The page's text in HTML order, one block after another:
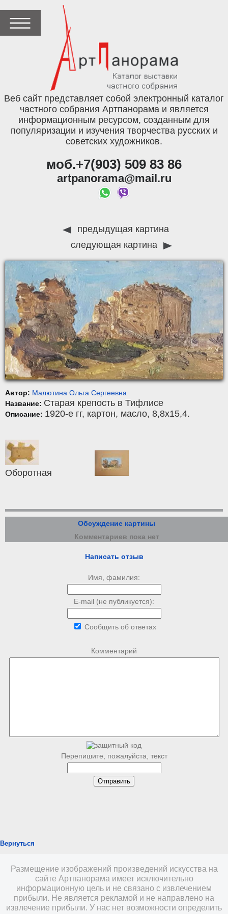
Веб сайт представляет собой электронный каталог
частного собрания Артпанорама и является
информационным ресурсом, созданным для
популяризации и изучения творчества русских и
советских художников.
моб.+7(903) 509 83 86
artpanorama@mail.ru
предыдущая картина
следующая картина
Автор: Малютина Ольга Сергеевна
Название: Старая крепость в Тифлисе
Описание: 1920-е гг, картон, масло, 8,8x15,4.
Оборотная
Обсуждение картины
Комментариев пока нет
Написать отзыв
Имя, фамилия:
E-mail (не публикуется):
Сообщить об ответах
Комментарий
Перепишите, пожалуйста, текст
Вернуться
Размещение изображений произведений искусства на
сайте Артпанорама имеет исключительно
информационную цель и не связано с извлечением
прибыли. Не является рекламой и не направлено на
извлечение прибыли. У нас нет возможности определить